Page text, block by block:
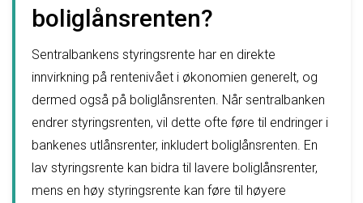
boliglånsrenten?
Sentralbankens styringsrente har en direkte
innvirkning på rentenivået i økonomien generelt, og
dermed også på boliglånsrenten. Når sentralbanken
endrer styringsrenten, vil dette ofte føre til endringer i
bankenes utlånsrenter, inkludert boliglånsrenten. En
lav styringsrente kan bidra til lavere boliglånsrenter,
mens en høy styringsrente kan føre til høyere